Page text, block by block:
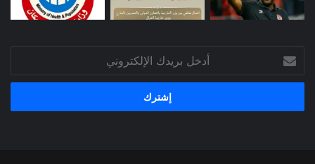
بريدك
الإلكتروني